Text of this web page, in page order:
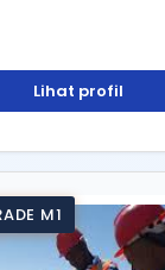
Lihat profil
M1